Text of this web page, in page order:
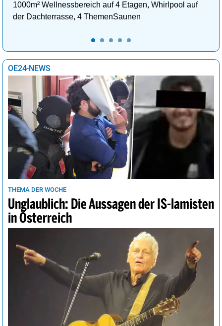
1000m² Wellnessbereich auf 4 Etagen, Whirlpool auf
der Dachterrasse, 4 ThemenSaunen
OE24-NEWS
THEMA DER WOCHE
Unglaublich: Die Aussagen der IS-lamisten
in Österreich